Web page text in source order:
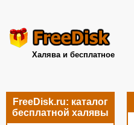
Халява и бесплатное
FreeDisk.ru: каталог
бесплатной халявы